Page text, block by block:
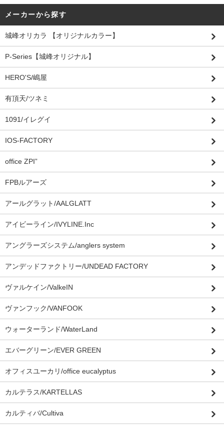
メーカーから探す
城峰オリカラ 【オリジナルカラー】
P-Series【城峰オリジナル】
HERO'S/嶋屋
有頂天/ツネミ
1091/イレグイ
IOS-FACTORY
office ZPI”
FPBルアーズ
アールグラット/AALGLATT
アイビーライン/IVYLINE.Inc
アングラーズシステム/anglers system
アンデッドファクトリー/UNDEAD FACTORY
ヴァルケイン/ValkeIN
ヴァンフック/VANFOOK
ウォーターランド/WaterLand
エバーグリーン/EVER GREEN
オフィスユーカリ/office eucalyptus
カルテラス/KARTELLAS
カルティバ/Cultiva